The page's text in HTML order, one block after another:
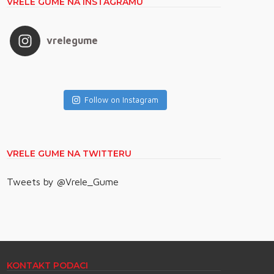
vrelegume
Follow on Instagram
VRELE GUME NA TWITTERU
Tweets by @Vrele_Gume
KONTAKT PODACI